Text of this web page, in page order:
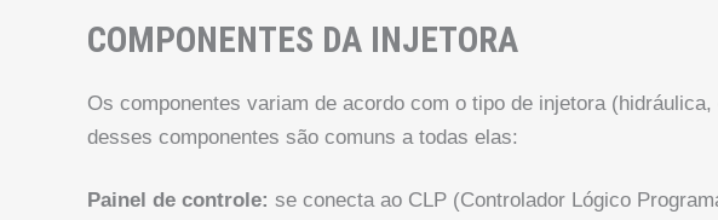
COMPONENTES DA INJETORA
Os componentes variam de acordo com o tipo de injetora
desses componentes são comuns a todas elas:
Painel de controle: se conecta ao CLP (Controlador Lógico